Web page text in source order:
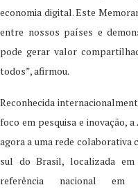
economia digital. Este
entre nossos países e
pode gerar valor
todos”, afirmou.
Reconhecida
foco em pesquisa e inovação,
agora a uma rede colaborativa
sul do Brasil, localizada
referência nacional em